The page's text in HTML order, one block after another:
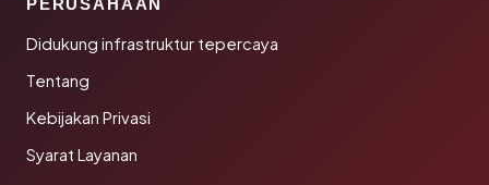
PERUSAHAAN
Didukung infrastruktur tepercaya
Tentang
Kebijakan Privasi
Syarat Layanan